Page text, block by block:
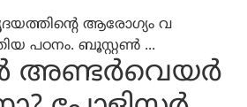
ആരോഗ്യം വ
പഠനം. ബൂസ്റ്റണ്‍ ...
അണ്ടര്‍വെയര്‍